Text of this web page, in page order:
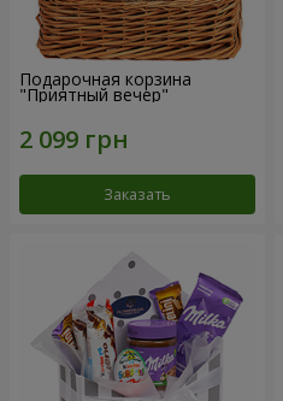
Подарочная корзина
"Приятный вечер"
Заказать